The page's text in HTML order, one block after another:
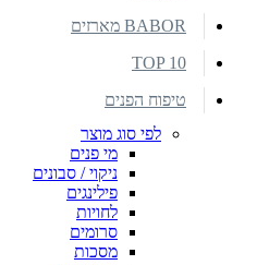
BABOR מארזים
TOP 10
טיפוח הפנים
לפי סוג מוצר
מי פנים
ניקוי / סבונים
פילינגים
לחויות
סרומים
מסכות